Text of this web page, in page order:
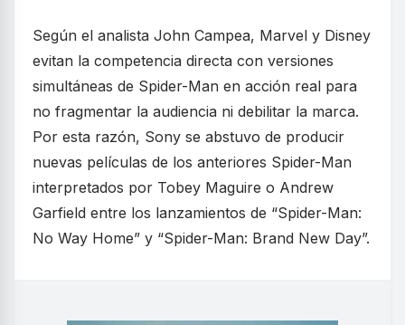
Según el analista John Campea, Marvel y Disney
evitan la competencia directa con versiones
simultáneas de Spider-Man en acción real para
no fragmentar la audiencia ni debilitar la marca.
Por esta razón, Sony se abstuvo de producir
nuevas películas de los anteriores Spider-Man
interpretados por Tobey Maguire o Andrew
Garfield entre los lanzamientos de “Spider-Man:
No Way Home” y “Spider-Man: Brand New Day”.